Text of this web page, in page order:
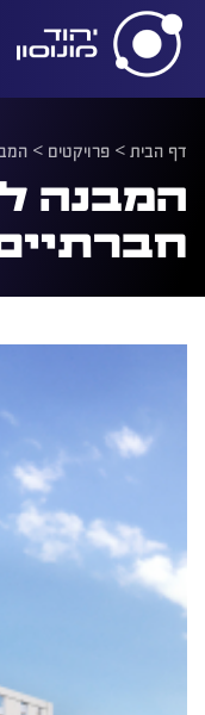
דף הבית> פרויקטים >
המבנה